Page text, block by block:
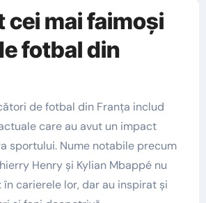
cei mai faimoși
fotbal din
de fotbal din Franța includ
care au avut un impact
sportului. Nume notabile precum
Henry și Kylian Mbappé nu
carierele lor, dar au inspirat și